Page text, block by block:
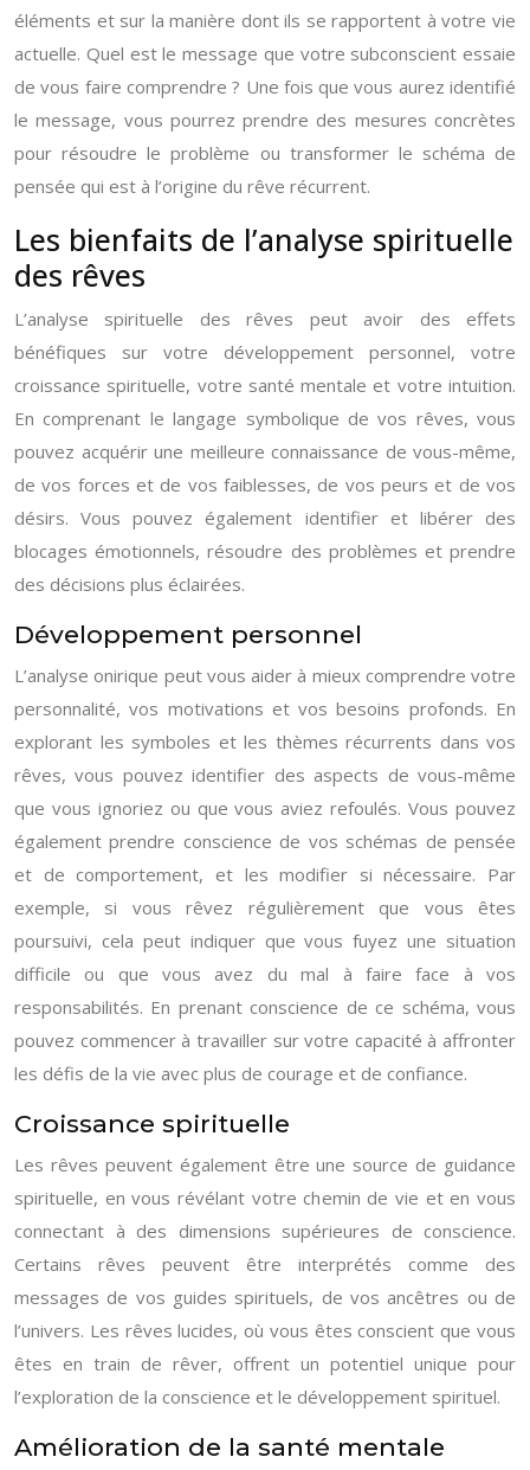
éléments et sur la manière dont ils se rapportent à votre vie
actuelle. Quel est le message que votre subconscient essaie
de vous faire comprendre ? Une fois que vous aurez identifié
le message, vous pourrez prendre des mesures concrètes
pour résoudre le problème ou transformer le schéma de
pensée qui est à l’origine du rêve récurrent.
Les bienfaits de l’analyse spirituelle
des rêves
L’analyse spirituelle des rêves peut avoir des effets
bénéfiques sur votre développement personnel, votre
croissance spirituelle, votre santé mentale et votre intuition.
En comprenant le langage symbolique de vos rêves, vous
pouvez acquérir une meilleure connaissance de vous-même,
de vos forces et de vos faiblesses, de vos peurs et de vos
désirs. Vous pouvez également identifier et libérer des
blocages émotionnels, résoudre des problèmes et prendre
des décisions plus éclairées.
Développement personnel
L’analyse onirique peut vous aider à mieux comprendre votre
personnalité, vos motivations et vos besoins profonds. En
explorant les symboles et les thèmes récurrents dans vos
rêves, vous pouvez identifier des aspects de vous-même
que vous ignoriez ou que vous aviez refoulés. Vous pouvez
également prendre conscience de vos schémas de pensée
et de comportement, et les modifier si nécessaire. Par
exemple, si vous rêvez régulièrement que vous êtes
poursuivi, cela peut indiquer que vous fuyez une situation
difficile ou que vous avez du mal à faire face à vos
responsabilités. En prenant conscience de ce schéma, vous
pouvez commencer à travailler sur votre capacité à affronter
les défis de la vie avec plus de courage et de confiance.
Croissance spirituelle
Les rêves peuvent également être une source de guidance
spirituelle, en vous révélant votre chemin de vie et en vous
connectant à des dimensions supérieures de conscience.
Certains rêves peuvent être interprétés comme des
messages de vos guides spirituels, de vos ancêtres ou de
l’univers. Les rêves lucides, où vous êtes conscient que vous
êtes en train de rêver, offrent un potentiel unique pour
l’exploration de la conscience et le développement spirituel.
Amélioration de la santé mentale